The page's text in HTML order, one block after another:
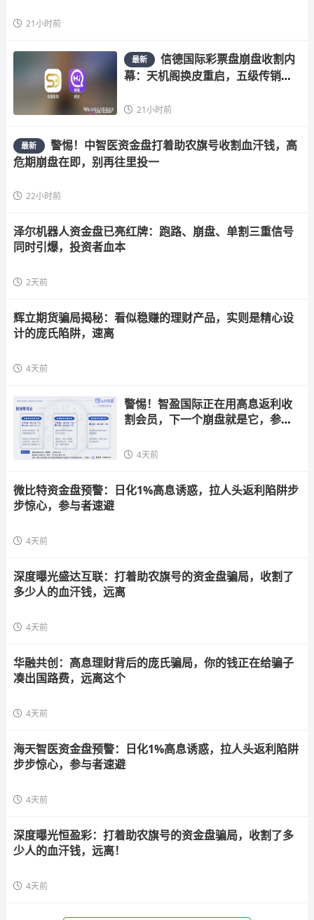
21小时前
最新
信德国际彩票盘崩盘收割内
幕：天机阁换皮重启，五级传销骗
21小时前
最新
警惕！中智医资金盘打着助农旗号收割血汗钱，高
危期崩盘在即，别再往里投一
22小时前
泽尔机器人资金盘已亮红牌：跑路、崩盘、单割三重信号
同时引爆，投资者血本
2天前
辉立期货骗局揭秘：看似稳赚的理财产品，实则是精心设
计的庞氏陷阱，速离
4天前
警惕！智盈国际正在用高息返利收
割会员，下一个崩盘就是它，参与
4天前
微比特资金盘预警：日化1%高息诱惑，拉人头返利陷阱步
步惊心，参与者速避
4天前
深度曝光盛达互联：打着助农旗号的资金盘骗局，收割了
多少人的血汗钱，远离
4天前
华融共创：高息理财背后的庞氏骗局，你的钱正在给骗子
凑出国路费，远离这个
4天前
海天智医资金盘预警：日化1%高息诱惑，拉人头返利陷阱
步步惊心，参与者速避
4天前
深度曝光恒盈彩：打着助农旗号的资金盘骗局，收割了多
少人的血汗钱，远离！
4天前